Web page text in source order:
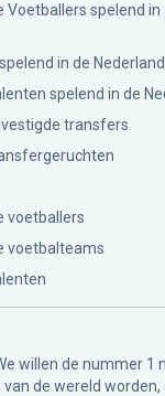
Voetballers spelend in
in de
spelend in de
transfers
voetballers
voetbalteams
willen de nummer 1
de wereld